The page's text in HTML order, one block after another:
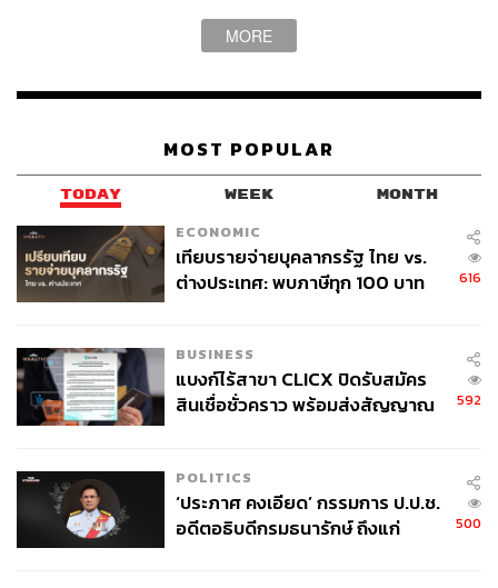
MORE
MOST POPULAR
TODAY WEEK MONTH
ECONOMIC
เทียบรายจ่ายบุคลากรรัฐ ไทย vs.
ต่างประเทศ: พบภาษีทุก 100 บาท
616
BUSINESS
แบงก์ไร้สาขา CLICX ปิดรับสมัคร
สินเชื่อชั่วคราว พร้อมส่งสัญญาณ
592
POLITICS
‘ประภาศ คงเอียด’ กรรมการ ป.ป.ช.
อดีตอธิบดีกรมธนารักษ์ ถึงแก่
500